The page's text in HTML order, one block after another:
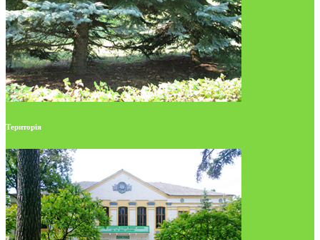
Територія